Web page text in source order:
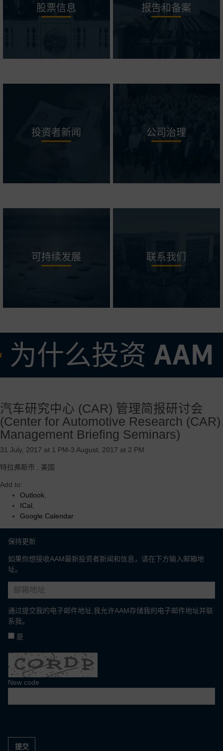
股票信息 报告和备案
投资者新闻 公司治理
可持续发展 联系我们
为什么投资 AAM
• 专注于高需求产品的强大核心业务，辅以全球盈利增长机会
• 灵活可变的成本结构，在有效调整我们的业务以适应当前市场需求方
面有着良好的记录
• 由 AAM 的操作系统和垂直整合的优势驱动的卓越的利润率和强劲的
区、客户和汽车细分市场
汽车研究中心 (CAR) 管理简报研讨会
(Center for Automotive Research (CAR)
Management Briefing Seminars)
31 July, 2017 at 1 PM-3 August, 2017 at 2 PM
特拉弗斯市 美国
Add to:
Outlook
ICal
Google Calendar
保持更新
如果你想接收AAM最新投资者新闻和信息，请在下方输入邮箱地
址。
通过提交我的电子邮件地址,我允许AAM存储我的电子邮件地址并联
系我。
是
New code
提交